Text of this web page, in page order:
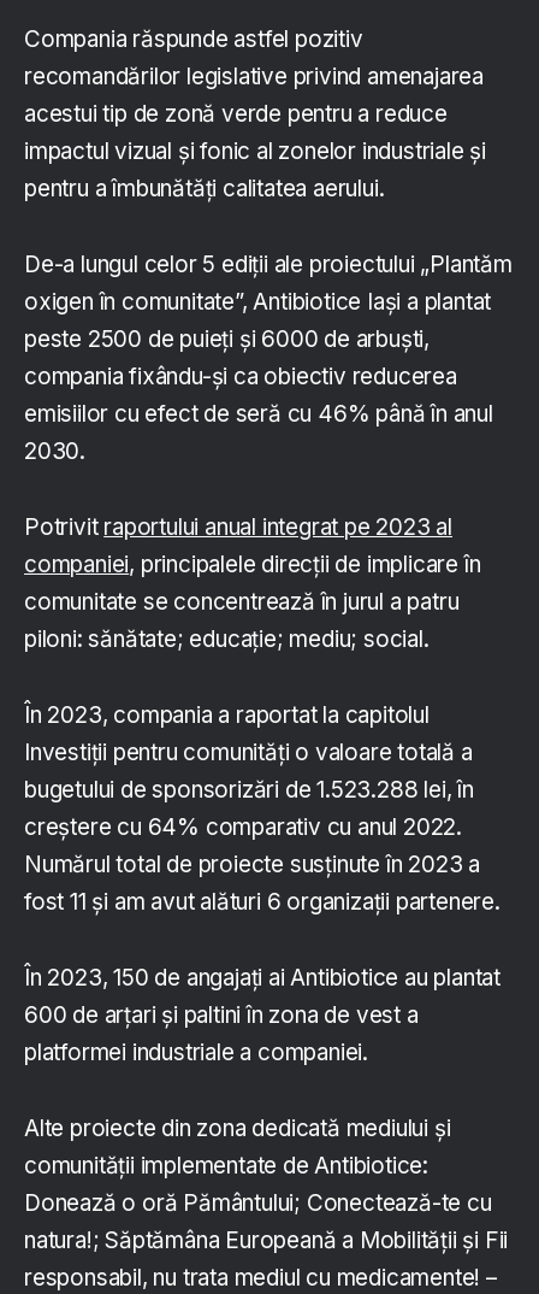
Compania răspunde astfel pozitiv
recomandărilor legislative privind amenajarea
acestui tip de zonă verde pentru a reduce
impactul vizual și fonic al zonelor industriale și
pentru a îmbunătăți calitatea aerului.
De-a lungul celor 5 ediții ale proiectului „Plantăm
oxigen în comunitate”, Antibiotice Iași a plantat
peste 2500 de puieți și 6000 de arbuști,
compania fixându-și ca obiectiv reducerea
emisiilor cu efect de seră cu 46% până în anul
2030.
Potrivit raportului anual integrat pe 2023 al
companiei, principalele direcții de implicare în
comunitate se concentrează în jurul a patru
piloni: sănătate; educație; mediu; social.
În 2023, compania a raportat la capitolul
Investiții pentru comunități o valoare totală a
bugetului de sponsorizări de 1.523.288 lei, în
creștere cu 64% comparativ cu anul 2022.
Numărul total de proiecte susținute în 2023 a
fost 11 și am avut alături 6 organizații partenere.
În 2023, 150 de angajați ai Antibiotice au plantat
600 de arțari și paltini în zona de vest a
platformei industriale a companiei.
Alte proiecte din zona dedicată mediului și
comunității implementate de Antibiotice:
Donează o oră Pământului; Conectează-te cu
natura!; Săptămâna Europeană a Mobilității și Fii
responsabil, nu trata mediul cu medicamente! –